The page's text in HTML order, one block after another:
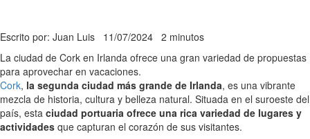
Escrito por: Juan Luis 11/07/2024 2 minutos
La ciudad de Cork en Irlanda ofrece una gran variedad de propuestas
para aprovechar en vacaciones.
Cork, la segunda ciudad más grande de Irlanda, es una vibrante
mezcla de historia, cultura y belleza natural. Situada en el suroeste del
país, esta ciudad portuaria ofrece una rica variedad de lugares y
actividades que capturan el corazón de sus visitantes.